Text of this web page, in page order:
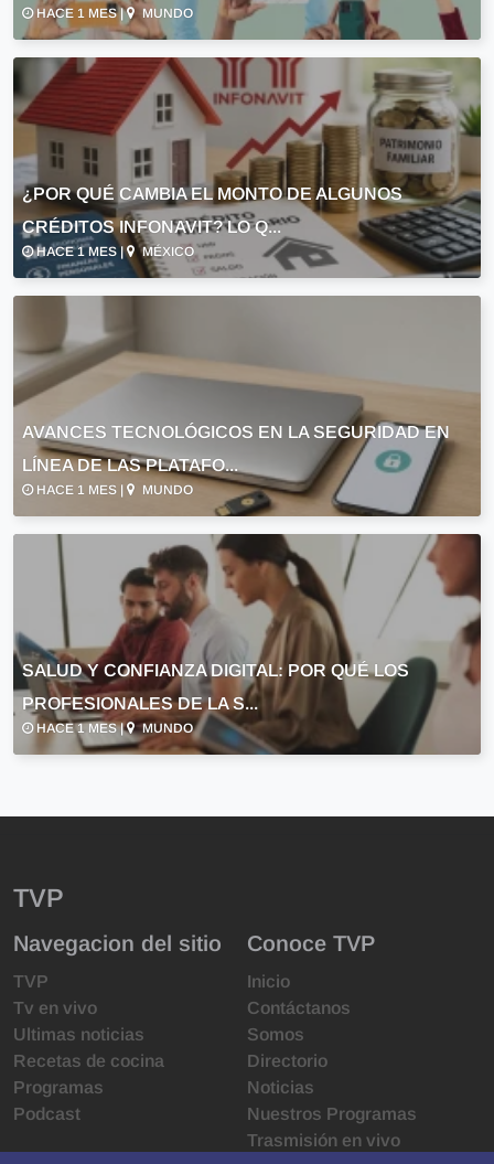
HACE 1 MES | MUNDO
¿POR QUÉ CAMBIA EL MONTO DE ALGUNOS
CRÉDITOS INFONAVIT? LO Q...
HACE 1 MES | MÉXICO
AVANCES TECNOLÓGICOS EN LA SEGURIDAD EN
LÍNEA DE LAS PLATAFO...
HACE 1 MES | MUNDO
SALUD Y CONFIANZA DIGITAL: POR QUÉ LOS
PROFESIONALES DE LA S...
HACE 1 MES | MUNDO
TVP
Navegacion del sitio
TVP
Tv en vivo
Ultimas noticias
Recetas de cocina
Programas
Podcast
Conoce TVP
Inicio
Contáctanos
Somos
Directorio
Noticias
Nuestros Programas
Trasmisión en vivo